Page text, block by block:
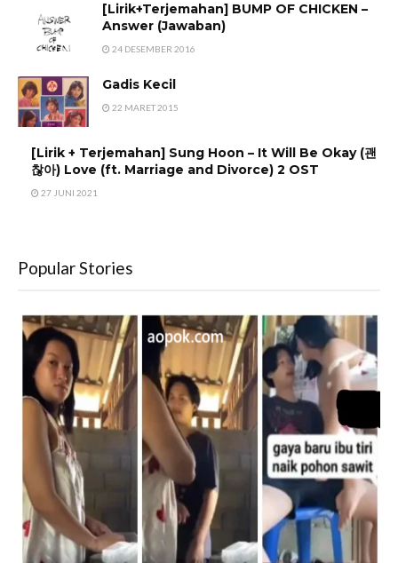
[Lirik+Terjemahan] BUMP OF CHICKEN –
Answer (Jawaban)
24 DESEMBER 2016
Gadis Kecil
22 MARET 2015
[Lirik + Terjemahan] Sung Hoon – It Will Be Okay (괜
찮아) Love (ft. Marriage and Divorce) 2 OST
27 JUNI 2021
Popular Stories